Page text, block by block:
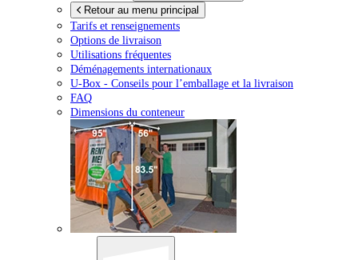
Retour au menu principal
Tarifs et renseignements
Options de livraison
Utilisations fréquentes
Déménagements internationaux
U-Box - Conseils pour l’emballage et la livraison
FAQ
Dimensions du conteneur